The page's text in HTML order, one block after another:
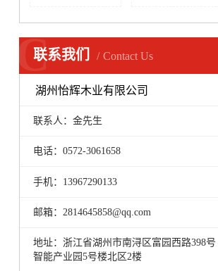
联系我们 Contact Us
C
湖州怡辉木业有限公司
联系人：金先生
电话：0572-3061658
手机：13967290133
邮箱：2814645858@qq.com
地址：浙江省湖州市南浔区富园西路398号
智能产业园5号楼北区2楼